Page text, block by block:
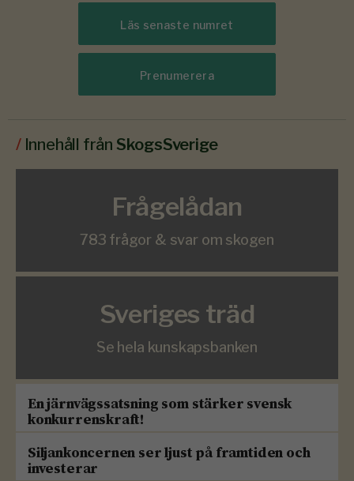
Läs senaste numret
Prenumerera
/ Innehåll från SkogsSverige
Frågelådan
783 frågor & svar om skogen
Sveriges träd
Se hela kunskapsbanken
En järnvägssatsning som stärker svensk
konkurrenskraft!
Siljankoncernen ser ljust på framtiden och
investerar